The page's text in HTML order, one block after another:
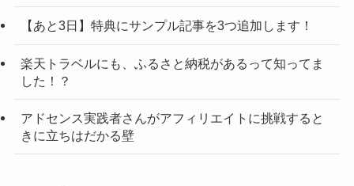
【あと3日】特典にサンプル記事を3つ追加します！
楽天トラベルにも、ふるさと納税があるって知ってま
した！？
アドセンス実践者さんがアフィリエイトに挑戦すると
きに立ちはだかる壁